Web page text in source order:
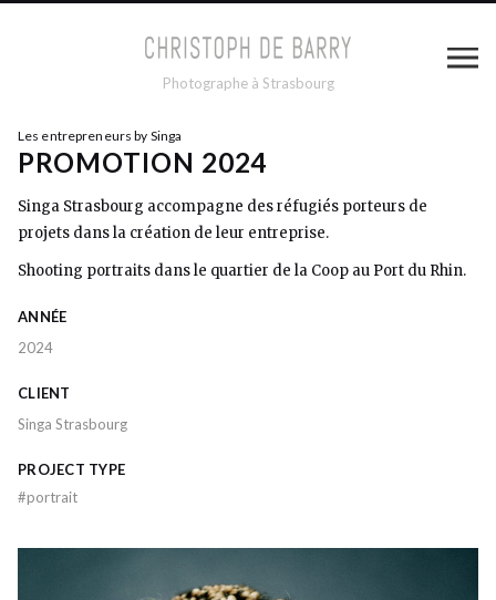
Photographe à Strasbourg
Les entrepreneurs by Singa
PROMOTION 2024
Singa Strasbourg accompagne des réfugiés porteurs de
projets dans la création de leur entreprise.
Shooting portraits dans le quartier de la Coop au Port du Rhin.
ANNÉE
2024
CLIENT
Singa Strasbourg
PROJECT TYPE
#portrait